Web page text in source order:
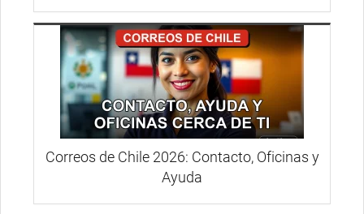
Correos de Chile 2026: Contacto, Oficinas y
Ayuda